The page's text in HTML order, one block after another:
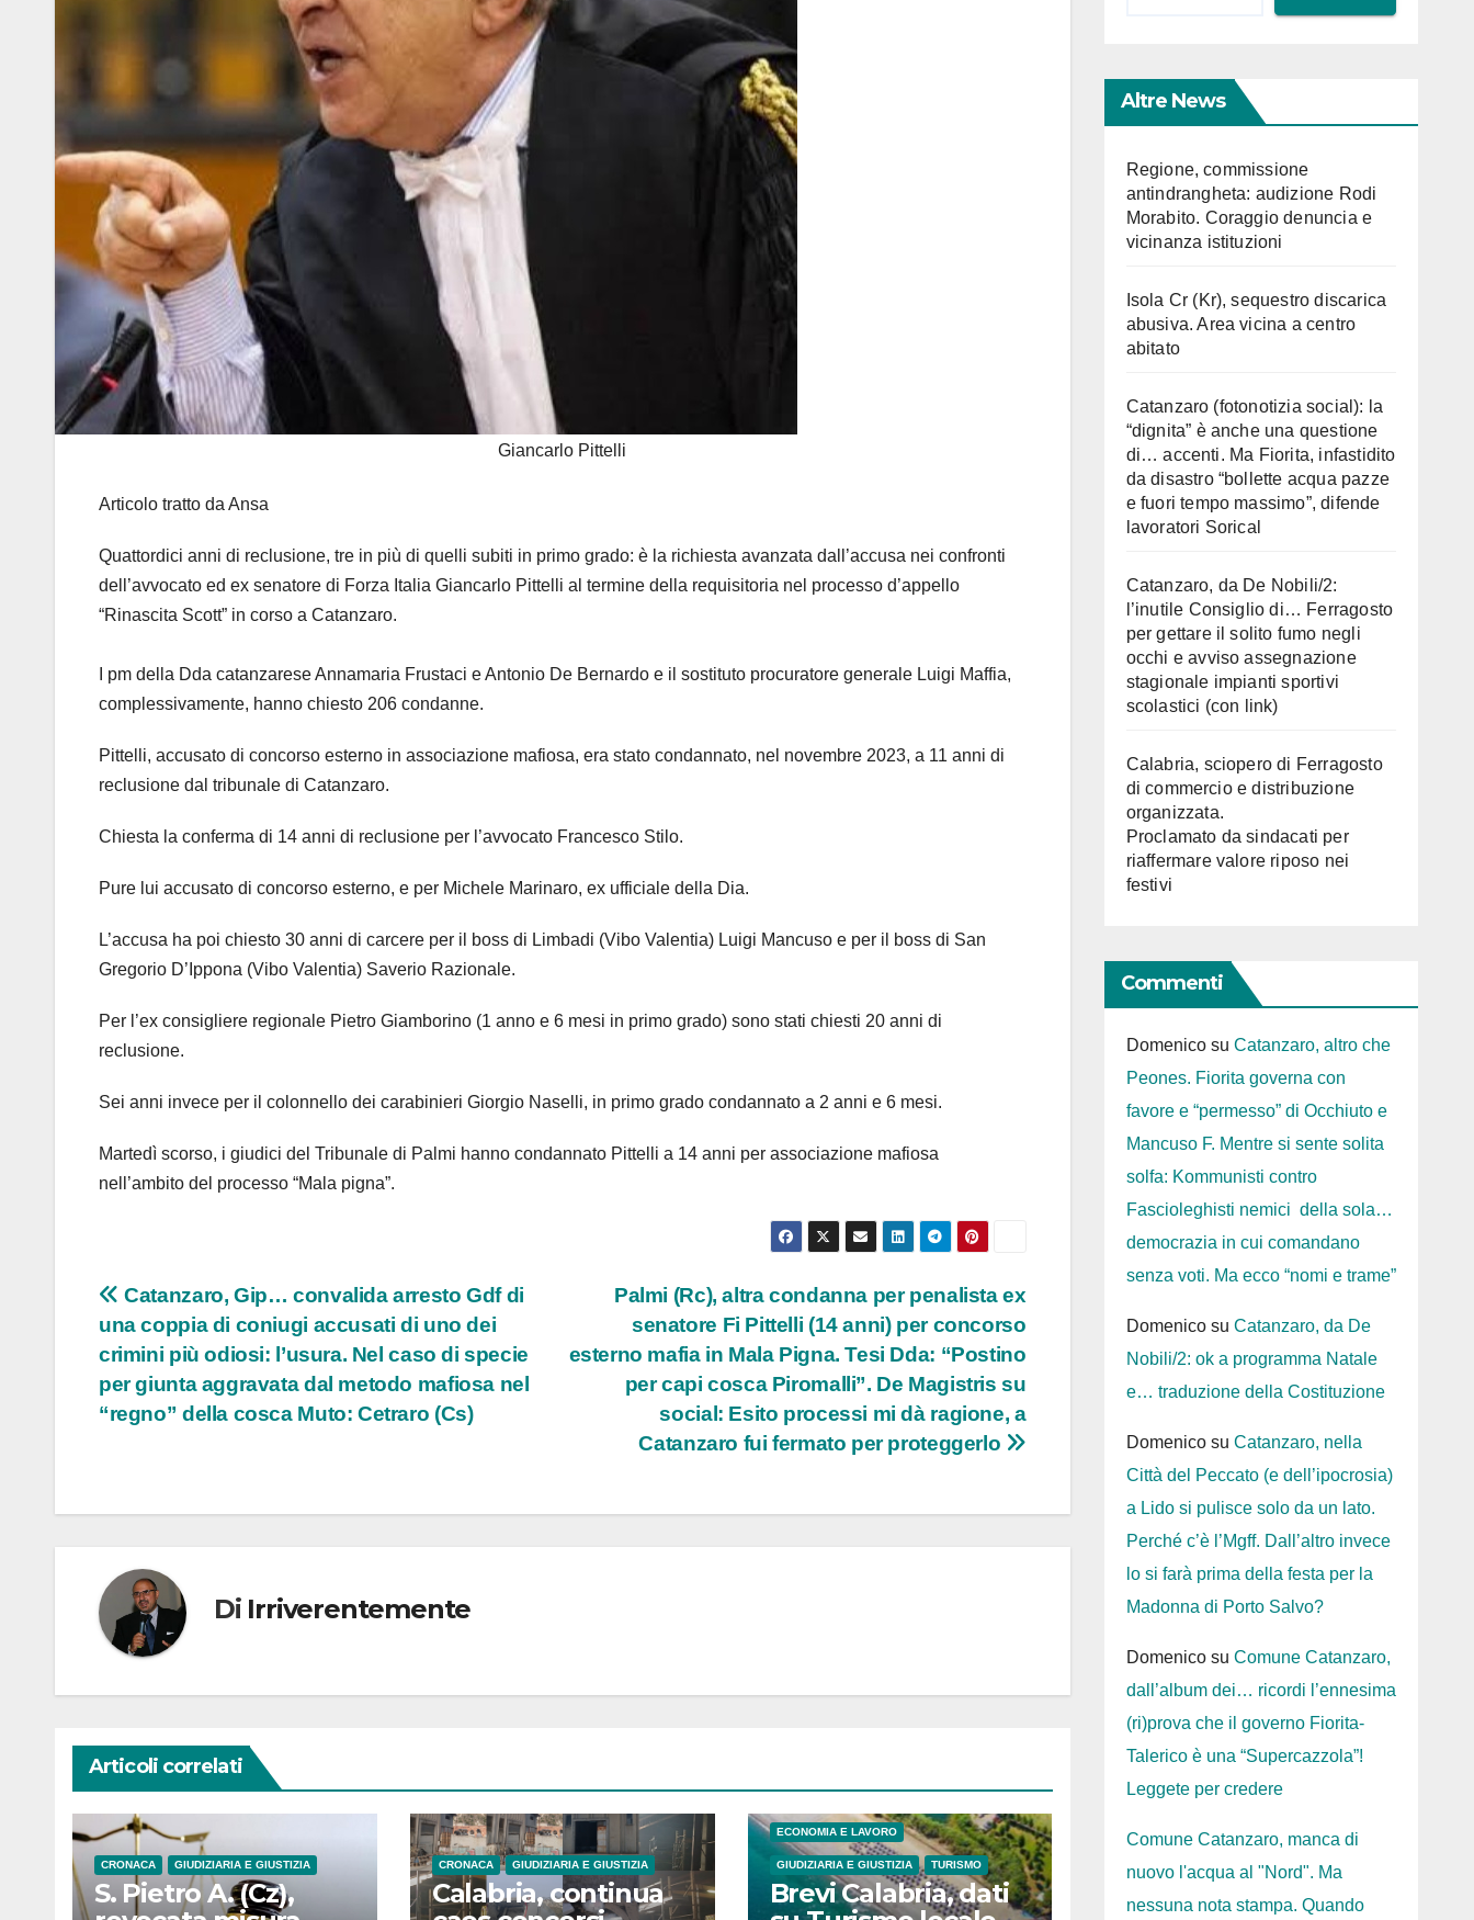
Giancarlo Pittelli
Articolo tratto da Ansa
Quattordici anni di reclusione, tre in più di quelli subiti in primo grado: è la richiesta avanzata dall’accusa nei confronti
dell’avvocato ed ex senatore di Forza Italia Giancarlo Pittelli al termine della requisitoria nel processo d’appello
“Rinascita Scott” in corso a Catanzaro.
I pm della Dda catanzarese Annamaria Frustaci e Antonio De Bernardo e il sostituto procuratore generale Luigi Maffia,
complessivamente, hanno chiesto 206 condanne.
Pittelli, accusato di concorso esterno in associazione mafiosa, era stato condannato, nel novembre 2023, a 11 anni di
reclusione dal tribunale di Catanzaro.
Chiesta la conferma di 14 anni di reclusione per l’avvocato Francesco Stilo.
Pure lui accusato di concorso esterno, e per Michele Marinaro, ex ufficiale della Dia.
L’accusa ha poi chiesto 30 anni di carcere per il boss di Limbadi (Vibo Valentia) Luigi Mancuso e per il boss di San
Gregorio D’Ippona (Vibo Valentia) Saverio Razionale.
Per l’ex consigliere regionale Pietro Giamborino (1 anno e 6 mesi in primo grado) sono stati chiesti 20 anni di
reclusione.
Sei anni invece per il colonnello dei carabinieri Giorgio Naselli, in primo grado condannato a 2 anni e 6 mesi.
Martedì scorso, i giudici del Tribunale di Palmi hanno condannato Pittelli a 14 anni per associazione mafiosa
nell’ambito del processo “Mala pigna”.
Navigazione
articoli
Palmi (Rc), altra condanna per penalista ex
senatore Fi Pittelli (14 anni) per concorso
esterno mafia in Mala Pigna. Tesi Dda: “Postino
per capi cosca Piromalli”. De Magistris su
social: Esito processi mi dà ragione, a
Catanzaro fui fermato per proteggerlo
Catanzaro, Gip… convalida arresto Gdf di
una coppia di coniugi accusati di uno dei
crimini più odiosi: l’usura. Nel caso di specie
per giunta aggravata dal metodo mafiosa nel
“regno” della cosca Muto: Cetraro (Cs)
Di Irriverentemente
Articoli correlati
CRONACA GIUDIZIARIA E GIUSTIZIA
S. Pietro A. (Cz),
CRONACA GIUDIZIARIA E GIUSTIZIA
Calabria, continua
ECONOMIA E LAVORO
GIUDIZIARIA E GIUSTIZIA TURISMO
Brevi Calabria, dati
Altre News
Regione, commissione
antindrangheta: audizione Rodi
Morabito. Coraggio denuncia e
vicinanza istituzioni
Isola Cr (Kr), sequestro discarica
abusiva. Area vicina a centro
abitato
Catanzaro (fotonotizia social): la
“dignita” è anche una questione
di… accenti. Ma Fiorita, infastidito
da disastro “bollette acqua pazze
e fuori tempo massimo”, difende
lavoratori Sorical
Catanzaro, da De Nobili/2:
l’inutile Consiglio di… Ferragosto
per gettare il solito fumo negli
occhi e avviso assegnazione
stagionale impianti sportivi
scolastici (con link)
Calabria, sciopero di Ferragosto
di commercio e distribuzione
organizzata.
Proclamato da sindacati per
riaffermare valore riposo nei
festivi
Commenti
Domenicosu Catanzaro, altro che
Peones. Fiorita governa con
favore e “permesso” di Occhiuto e
Mancuso F. Mentre si sente solita
solfa: Kommunisti contro
Fascioleghisti nemici della sola…
democrazia in cui comandano
senza voti. Ma ecco “nomi e trame”
Domenicosu Catanzaro, da De
Nobili/2: ok a programma Natale
e… traduzione della Costituzione
Domenicosu Catanzaro, nella
Città del Peccato (e dell’ipocrosia)
a Lido si pulisce solo da un lato.
Perché c’è l’Mgff. Dall’altro invece
lo si farà prima della festa per la
Madonna di Porto Salvo?
Domenicosu Comune Catanzaro,
dall’album dei… ricordi l’ennesima
(ri)prova che il governo Fiorita-
Talerico è una “Supercazzola”!
Leggete per credere
Comune Catanzaro, manca di
nuovo l'acqua al "Nord". Ma
nessuna nota stampa. Quando